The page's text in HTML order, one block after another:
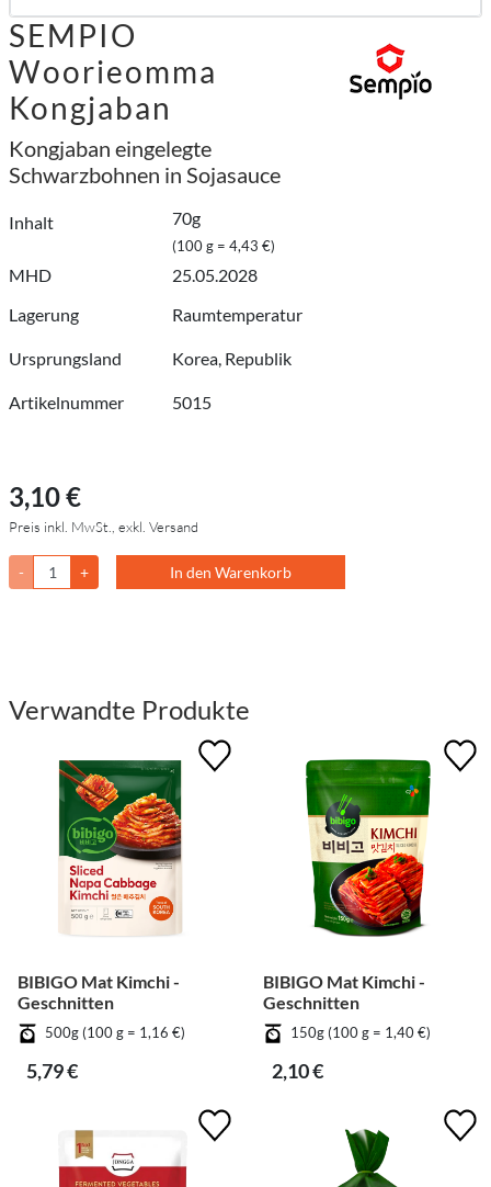
SEMPIO
Woorieomma
Kongjaban
Kongjaban eingelegte
Schwarzbohnen in Sojasauce
Inhalt 70g
(100 g = 4,43 €)
MHD
25.05.2028
Lagerung
Raumtemperatur
Ursprungsland Korea, Republik
Artikelnummer 5015
3,10 €
Preis inkl. MwSt., exkl. Versand
- + In den Warenkorb
Verwandte Produkte
BIBIGO Mat Kimchi -
Geschnitten
500g (100 g = 1,16 €)
5,79 €
BIBIGO Mat Kimchi -
Geschnitten
150g (100 g = 1,40 €)
2,10 €